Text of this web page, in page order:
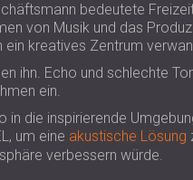
bedeutete
von Musik und das
ein kreatives Zentrum
ihn. Echo und schlechte
ein.
in die inspirierende
um eine akustische Lösung
verbessern würde.